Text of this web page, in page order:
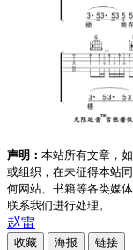
声明： 本站所有文章，
或组织，在未征得本站
何网站、书籍等各类媒
联系我们进行处理。
赵雷
收藏 海报 链接